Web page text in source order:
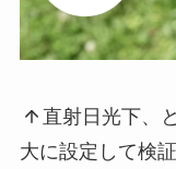
直射日光下、
大に設定して検証